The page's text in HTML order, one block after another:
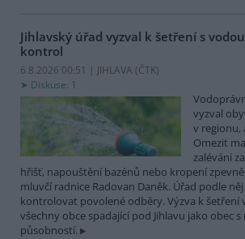
Jihlavský úřad vyzval k šetření s
kontrol
6.8.2026 00:51 | JIHLAVA (ČTK)
Diskuse: 1
vyzval
v regionu,
Omezit
zalévání
hřišť, napouštění bazénů nebo kropení
mluvčí radnice Radovan Daněk. Úřad podle
kontrolovat povolené odběry. Výzva k šetření
všechny obce spadající pod Jihlavu jako obec
působností.